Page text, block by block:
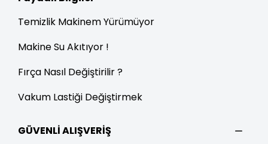
Temizlik Makinem Yürümüyor
Makine Su Akıtıyor !
Fırça Nasıl Değiştirilir ?
Vakum Lastiği Değiştirmek
GÜVENLİ ALIŞVERİŞ